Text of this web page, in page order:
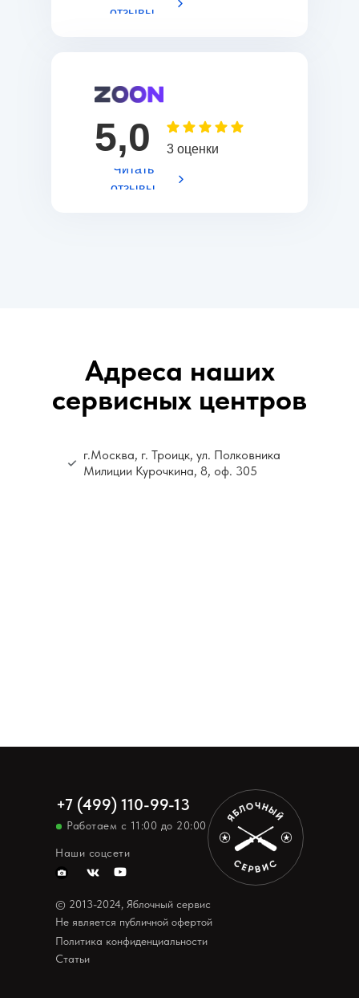
отзывы
5,0
Читать
отзывы
3 оценки
Адреса наших
сервисных центров
г.Москва, г. Троицк, ул. Полковника
Милиции Курочкина, 8, оф. 305
Политика конфиденциальности
+7 (499) 110-99-13
Работаем с 11:00 до 20:00
Наши соцсети
© 2013-2024, Яблочный сервис
Не является публичной офертой
Статьи